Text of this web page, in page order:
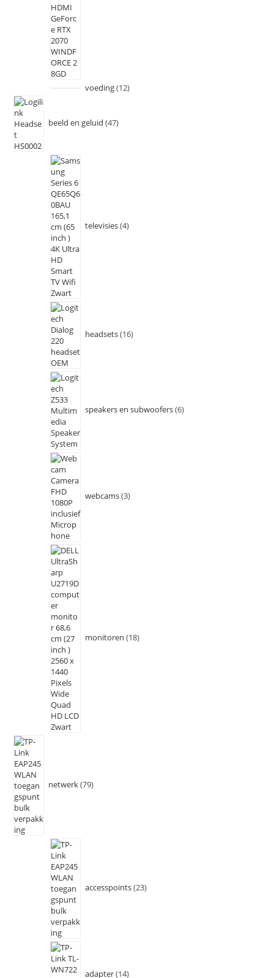
voeding 12
beeld en geluid 47
televisies 4
headsets 16
speakers en subwoofers 6
webcams 3
monitoren 18
netwerk 79
accesspoints 23
adapter 14